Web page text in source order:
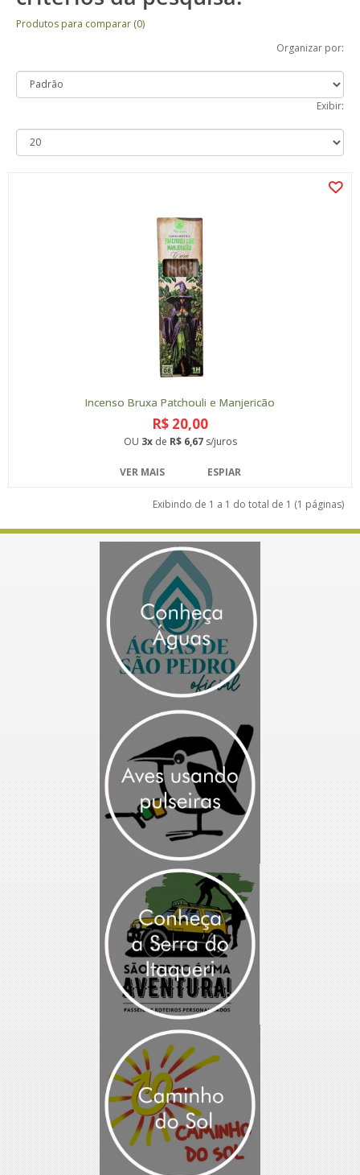
Produtos para comparar (0)
Organizar por:
Exibir:
Incenso Bruxa Patchouli e Manjericão
R$ 20,00
OU 3xde R$ 6,67s/juros
VER MAIS ESPIAR
Exibindo de 1 a 1 do total de 1 (1 páginas)